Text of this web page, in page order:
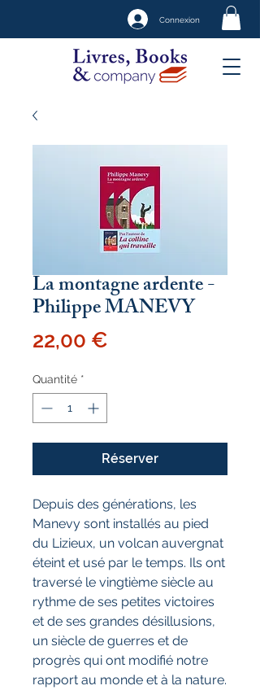
Connexion
La montagne ardente -
Philippe MANEVY
22,00 €
Quantité *
Réserver
Depuis des générations, les
Manevy sont installés au pied
du Lizieux, un volcan auvergnat
éteint et usé par le temps. Ils ont
traversé le vingtième siècle au
rythme de ses petites victoires
et de ses grandes désillusions,
un siècle de guerres et de
progrès qui ont modifié notre
rapport au monde et à la nature.